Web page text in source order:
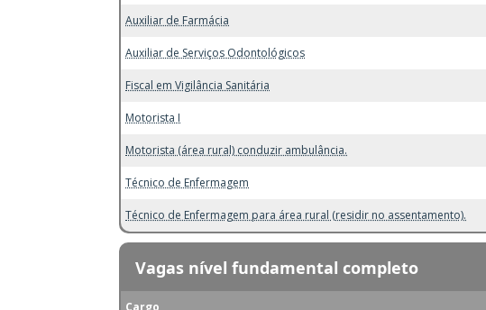
Auxiliar de Farmácia
Auxiliar de Serviços Odontológicos
Fiscal em Vigilância Sanitária
Motorista I
Motorista (área rural) conduzir ambulância.
Técnico de Enfermagem
Técnico de Enfermagem para área rural (residir no assentamento).
Vagas nível fundamental completo
Cargo